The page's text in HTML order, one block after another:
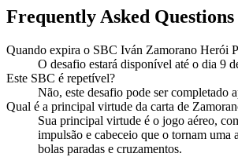
Frequently Asked Questions
Quando expira o SBC Iván Zamorano Herói
O desafio estará disponível até o dia 9
Este SBC é repetível?
Não, este desafio pode ser completado
Qual é a principal virtude da carta de
Sua principal virtude é o jogo aéreo,
impulsão e cabeceio que o tornam uma
bolas paradas e cruzamentos.